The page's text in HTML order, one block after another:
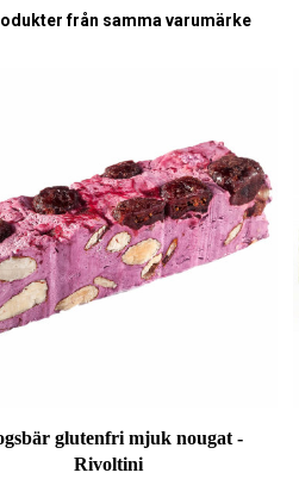
från samma varumärke
glutenfri mjuk nougat -
Rivoltini